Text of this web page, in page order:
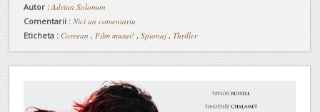
Autor : Adrian Solomon
Comentarii : Nici un comentariu
Eticheta : Coreean , Film musai! , Spionaj, Thriller